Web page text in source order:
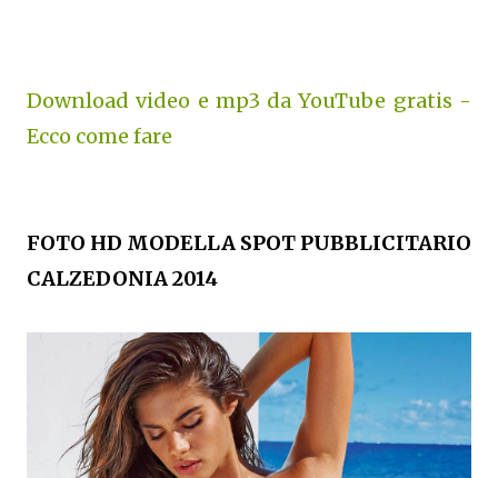
Download video e mp3 da YouTube gratis -
Ecco come fare
FOTO HD MODELLA SPOT PUBBLICITARIO
CALZEDONIA 2014